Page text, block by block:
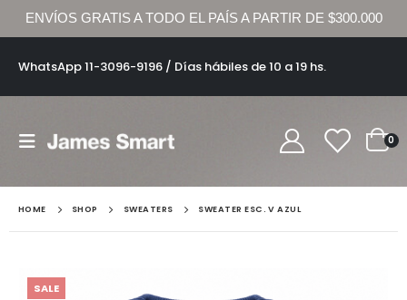
ENVÍOS GRATIS A TODO EL PAÍS A PARTIR DE $300.000
WhatsApp 11-3096-9196 / Días hábiles de 10 a 19 hs.
0
HOME SHOP SWEATERS SWEATER ESC. V AZUL
SALE